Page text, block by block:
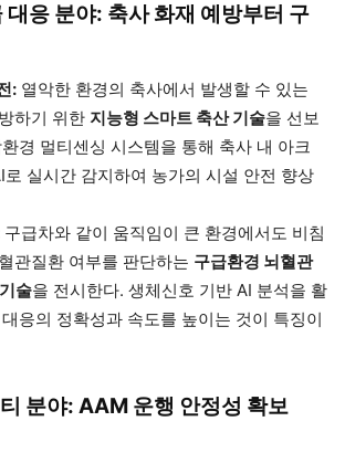
대응 분야: 축사 화재 예방부터 구
: 열악한 환경의 축사에서 발생할 수 있는
하기 위한 지능형 스마트 축산 기술을 선보
경 멀티센싱 시스템을 통해 축사 내 아크
실시간 감지하여 농가의 시설 안전 향상
구급차와 같이 움직임이 큰 환경에서도 비침
관질환 여부를 판단하는 구급환경 뇌혈관
술을 전시한다. 생체신호 기반 AI 분석을 활
응의 정확성과 속도를 높이는 것이 특징이
분야: AAM 운행 안정성 확보